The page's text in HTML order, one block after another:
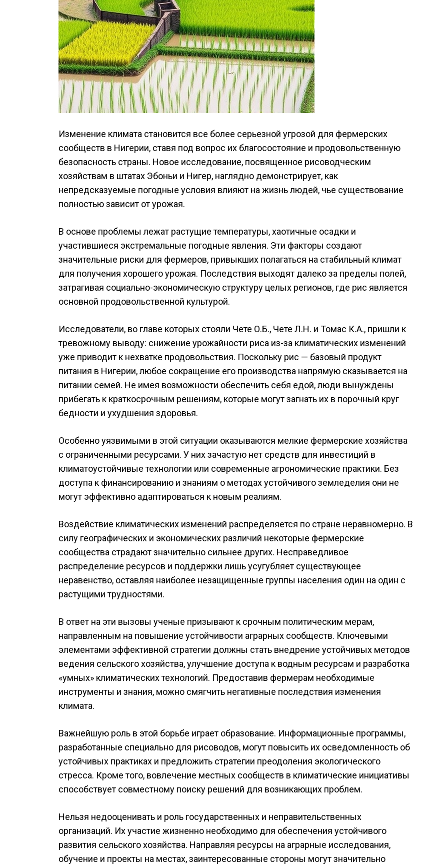
Изменение климата становится все более серьезной угрозой для фермерских
сообществ в Нигерии, ставя под вопрос их благосостояние и продовольственную
безопасность страны. Новое исследование, посвященное рисоводческим
хозяйствам в штатах Эбоньи и Нигер, наглядно демонстрирует, как
непредсказуемые погодные условия влияют на жизнь людей, чье существование
полностью зависит от урожая.
В основе проблемы лежат растущие температуры, хаотичные осадки и
участившиеся экстремальные погодные явления. Эти факторы создают
значительные риски для фермеров, привыкших полагаться на стабильный климат
для получения хорошего урожая. Последствия выходят далеко за пределы полей,
затрагивая социально-экономическую структуру целых регионов, где рис является
основной продовольственной культурой.
Исследователи, во главе которых стояли Чете О.Б., Чете Л.Н. и Томас К.А., пришли к
тревожному выводу: снижение урожайности риса из-за климатических изменений
уже приводит к нехватке продовольствия. Поскольку рис — базовый продукт
питания в Нигерии, любое сокращение его производства напрямую сказывается на
питании семей. Не имея возможности обеспечить себя едой, люди вынуждены
прибегать к краткосрочным решениям, которые могут загнать их в порочный круг
бедности и ухудшения здоровья.
Особенно уязвимыми в этой ситуации оказываются мелкие фермерские хозяйства
с ограниченными ресурсами. У них зачастую нет средств для инвестиций в
климатоустойчивые технологии или современные агрономические практики. Без
доступа к финансированию и знаниям о методах устойчивого земледелия они не
могут эффективно адаптироваться к новым реалиям.
Воздействие климатических изменений распределяется по стране неравномерно. В
силу географических и экономических различий некоторые фермерские
сообщества страдают значительно сильнее других. Несправедливое
распределение ресурсов и поддержки лишь усугубляет существующее
неравенство, оставляя наиболее незащищенные группы населения один на один с
растущими трудностями.
В ответ на эти вызовы ученые призывают к срочным политическим мерам,
направленным на повышение устойчивости аграрных сообществ. Ключевыми
элементами эффективной стратегии должны стать внедрение устойчивых методов
ведения сельского хозяйства, улучшение доступа к водным ресурсам и разработка
«умных» климатических технологий. Предоставив фермерам необходимые
инструменты и знания, можно смягчить негативные последствия изменения
климата.
Важнейшую роль в этой борьбе играет образование. Информационные программы,
разработанные специально для рисоводов, могут повысить их осведомленность об
устойчивых практиках и предложить стратегии преодоления экологического
стресса. Кроме того, вовлечение местных сообществ в климатические инициативы
способствует совместному поиску решений для возникающих проблем.
Нельзя недооценивать и роль государственных и неправительственных
организаций. Их участие жизненно необходимо для обеспечения устойчивого
развития сельского хозяйства. Направляя ресурсы на аграрные исследования,
обучение и проекты на местах, заинтересованные стороны могут значительно